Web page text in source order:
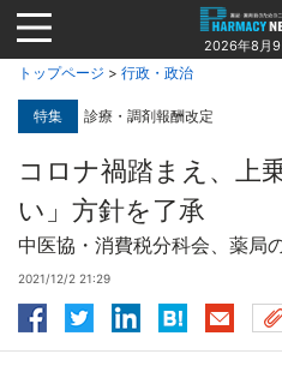
Jump
to
navigation
2026年8月9
トップページ > 行政・政治
特集 診療・調剤報酬改定
コロナ禍踏まえ、上
い」方針を了承
中医協・消費税分科会、薬局
2021/12/2 21:29